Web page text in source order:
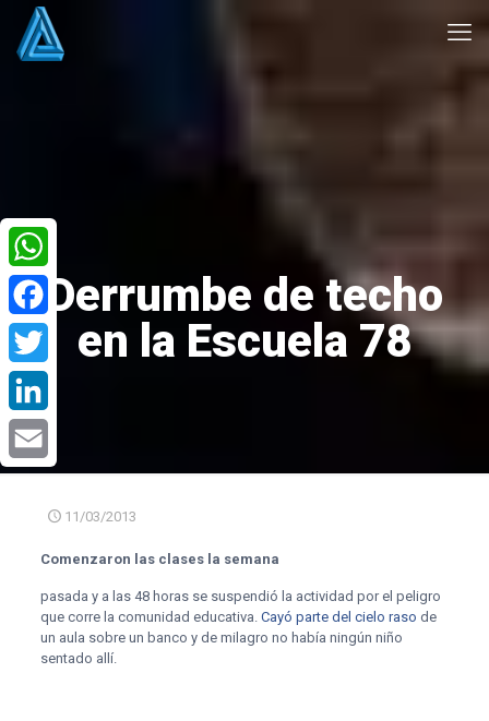
Derrumbe de techo
en la Escuela 78
11/03/2013
Comenzaron las clases la semana
pasada y a las 48 horas se suspendió la actividad por el peligro
que corre la comunidad educativa. Cayó parte del cielo raso de
un aula sobre un banco y de milagro no había ningún niño
sentado allí.
WhatsApp
Facebook
Twitter
LinkedIn
Email